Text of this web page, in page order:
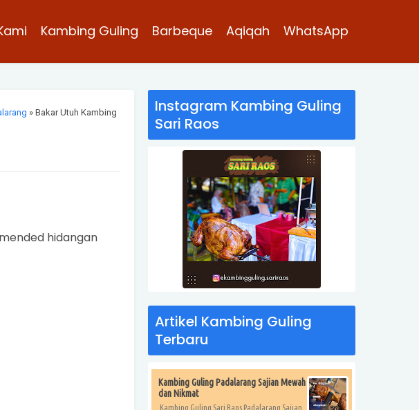
Kambing Guling Barbeque Aqiqah WhatsApp
» Bakar Utuh Kambing
hidangan
Instagram Kambing Guling
Sari Raos
Artikel Kambing Guling
Terbaru
Kambing Guling Padalarang Sajian Mewah
dan Nikmat
Kambing Guling Sari Raos Padalarang Sajian